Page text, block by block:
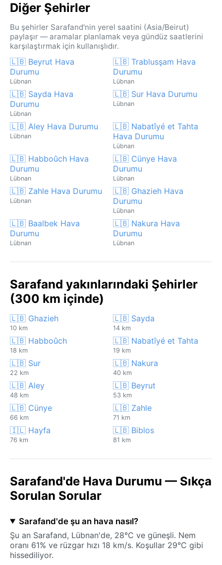
Diğer Şehirler
Bu şehirler Sarafand'nin yerel saatini (Asia/Beirut)
paylaşır — aramalar planlamak veya gündüz saatlerini
karşılaştırmak için kullanışlıdır.
🇱🇧 Beyrut Hava
Durumu
Lübnan
🇱🇧 Trablusşam Hava
Durumu
Lübnan
🇱🇧 Sayda Hava
Durumu
Lübnan
🇱🇧 Sur Hava Durumu
Lübnan
🇱🇧 Aley Hava Durumu
Lübnan
🇱🇧 Nabatîyé et Tahta
Hava Durumu
Lübnan
🇱🇧 Habboûch Hava
Durumu
Lübnan
🇱🇧 Cünye Hava
Durumu
Lübnan
🇱🇧 Zahle Hava Durumu
Lübnan
🇱🇧 Ghazieh Hava
Durumu
Lübnan
🇱🇧 Baalbek Hava
Durumu
Lübnan
🇱🇧 Nakura Hava
Durumu
Lübnan
Sarafand yakınlarındaki Şehirler
(300 km içinde)
🇱🇧 Ghazieh
10 km
🇱🇧 Sayda
14 km
🇱🇧 Habboûch
18 km
🇱🇧 Nabatîyé et Tahta
19 km
🇱🇧 Sur
22 km
🇱🇧 Nakura
40 km
🇱🇧 Aley
48 km
🇱🇧 Beyrut
53 km
🇱🇧 Cünye
66 km
🇱🇧 Zahle
71 km
🇮🇱 Hayfa
76 km
🇱🇧 Biblos
81 km
Sarafand'de Hava Durumu — Sıkça
Sorulan Sorular
Sarafand'de şu an hava nasıl?
Şu an Sarafand, Lübnan'de, 28°C ve güneşli. Nem
oranı 61% ve rüzgar hızı 18 km/s. Koşullar 29°C gibi
hissediliyor.